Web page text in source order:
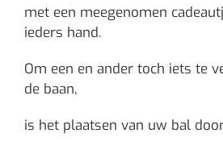
met een meegenomen
ieders hand.
Om een en ander toch iets te
de baan,
is het plaatsen van uw bal